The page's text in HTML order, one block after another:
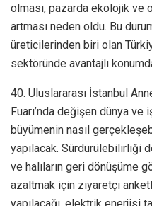
olması, pazarda ekolojik ve
artması neden oldu. Bu
üreticilerinden biri olan
sektöründe avantajlı
40. Uluslararası İstanbul
Fuarı’nda değişen dünya
büyümenin nasıl
yapılacak. Sürdürülebilirliği
ve halıların geri dönüşüme
azaltmak için ziyaretçi